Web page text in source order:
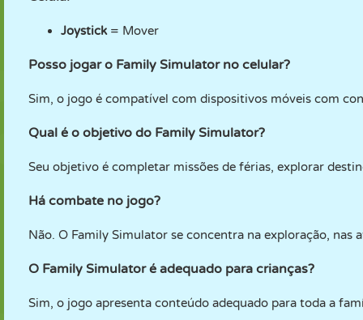
Joystick= Mover
Posso jogar o Family Simulator no celular?
Sim, o jogo é compatível com dispositivos móveis com
Qual é o objetivo do Family Simulator?
Seu objetivo é completar missões de férias, explorar
Há combate no jogo?
Não. O Family Simulator se concentra na exploração, nas
O Family Simulator é adequado para crianças?
Sim, o jogo apresenta conteúdo adequado para toda a